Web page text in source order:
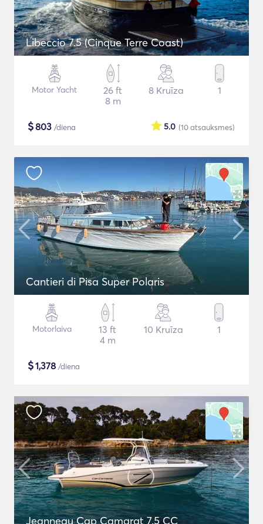
Libeccio 7.5 (Cinque Terre Coast)
Motor Yacht
26 ft
8 m
8 Kruīza 1
$803 /diena (10atsauksmes)
5.0
Cantieri di Pisa Super Polaris
Motorlaiva
13 ft
4 m
10 Kruīza 1
$1,378 /diena
Jeanneau Cap Camarat 7.5 CC